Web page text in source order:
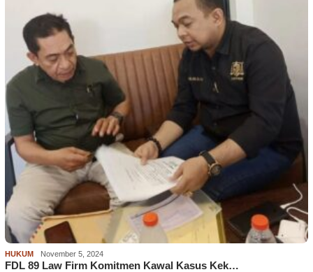
HUKUM November 5, 2024
FDL 89 Law Firm Komitmen Kawal Kasus Kek…